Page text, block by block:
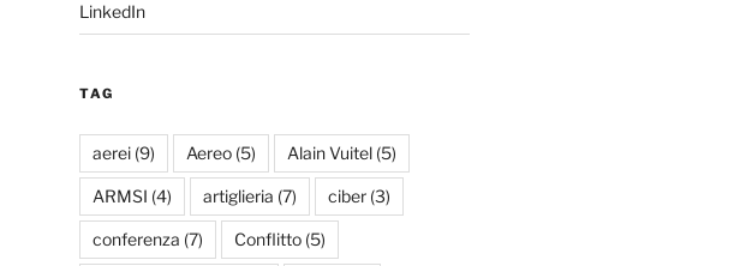
LinkedIn
TAG
aerei(9) Aereo(5) Alain Vuitel(5)
ARMSI (4) artiglieria (7) ciber(3)
conferenza (7) Conflitto(5)